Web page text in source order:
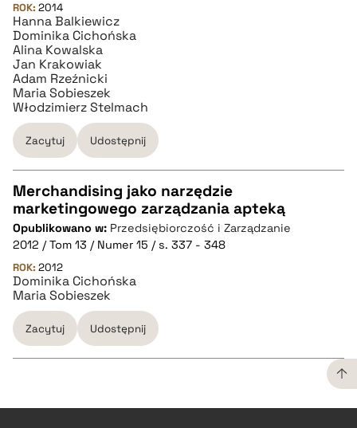
ROK: 2014
Hanna Balkiewicz
Dominika Cichońska
Alina Kowalska
Jan Krakowiak
Adam Rzeźnicki
Maria Sobieszek
Włodzimierz Stelmach
Zacytuj Udostępnij
CZYSTY TEKST
pobierz cytat
BIBTEX
pobierz cytat
Merchandising jako narzędzie
marketingowego zarządzania apteką
Opublikowano w: Przedsiębiorczość i Zarządzanie
2012 / Tom 13 / Numer 15 / s. 337 - 348
ROK: 2012
Dominika Cichońska
Maria Sobieszek
Zacytuj Udostępnij
CZYSTY TEKST